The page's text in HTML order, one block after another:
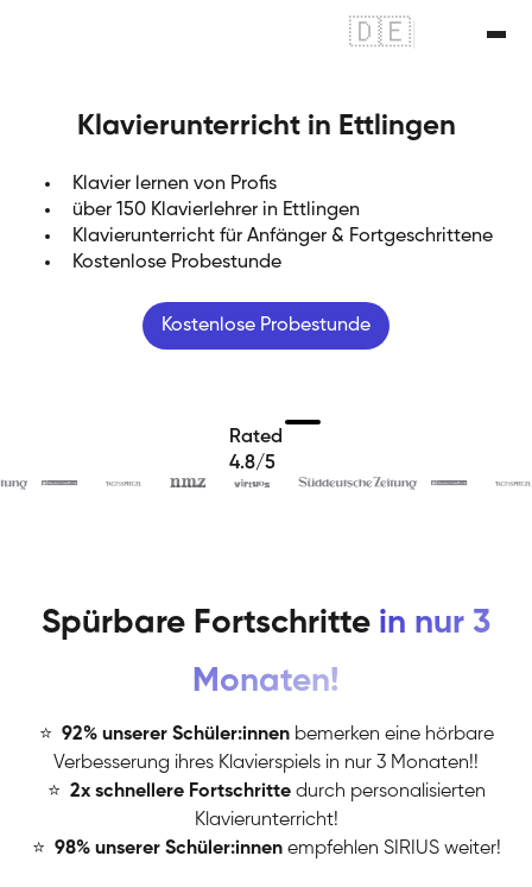
🇩🇪
Klavierunterricht in Ettlingen
Klavier lernen von Profis
über 150 Klavierlehrer in Ettlingen
Klavierunterricht für Anfänger & Fortgeschrittene
Kostenlose Probestunde
Kostenlose Probestunde
Rated
4.8/5
Spürbare Fortschritte in nur 3
Monaten!
⭐ 92% unserer Schüler:innen bemerken eine hörbare
Verbesserung ihres Klavierspiels in nur 3 Monaten!!
⭐ 2x schnellere Fortschritte durch personalisierten
Klavierunterricht!
⭐ 98% unserer Schüler:innen empfehlen SIRIUS weiter!